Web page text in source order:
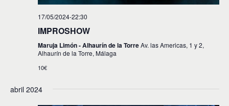
17/05/2024-22:30
IMPROSHOW
Maruja Limón - Alhaurín de la TorreAv. las Americas, 1 y 2,
Alhaurín de la Torre, Málaga
10€
abril 2024